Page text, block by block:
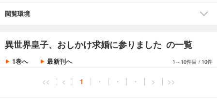
閲覧環境
異世界皇子、おしかけ求婚に参りました の一覧
1巻へ 最新刊へ 1～10件目 / 10件
<< < 1 ・ ・ ・ > >>